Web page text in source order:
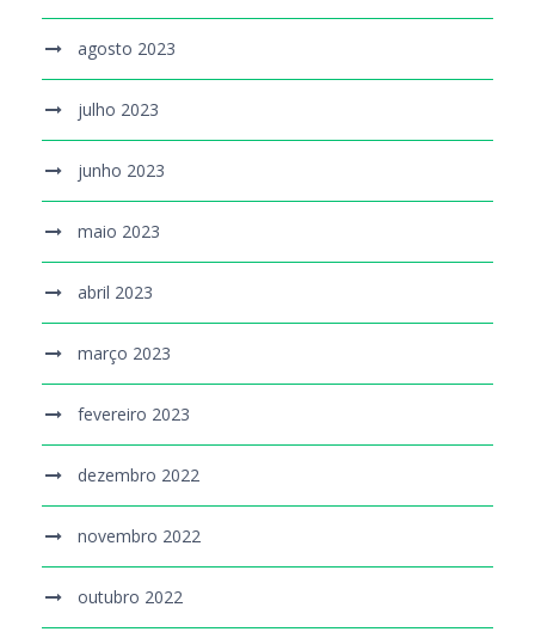
agosto 2023
julho 2023
junho 2023
maio 2023
abril 2023
março 2023
fevereiro 2023
dezembro 2022
novembro 2022
outubro 2022